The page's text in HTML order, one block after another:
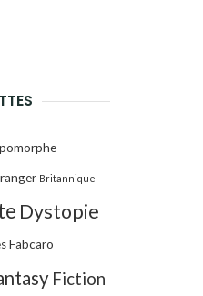
Britannique
Dystopie
Fabcaro
Fiction